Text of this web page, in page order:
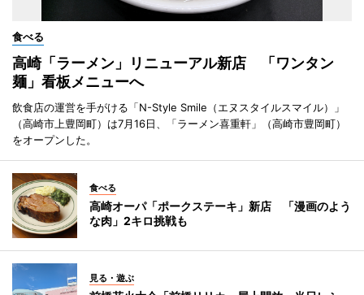
食べる
高崎「ラーメン」リニューアル新店 「ワンタン
麺」看板メニューへ
飲食店の運営を手がける「N-Style Smile（エヌスタイルスマイル）」
（高崎市上豊岡町）は7月16日、「ラーメン喜重軒」（高崎市豊岡町）
をオープンした。
食べる
高崎オーパ「ポークステーキ」新店 「漫画のよう
な肉」2キロ挑戦も
見る・遊ぶ